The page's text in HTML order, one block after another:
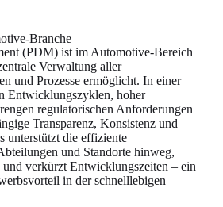
Branche
(PDM) ist im Automotive-Bereich
Verwaltung aller
und Prozesse ermöglicht. In einer
Entwicklungszyklen, hoher
regulatorischen Anforderungen
Transparenz, Konsistenz und
unterstützt die effiziente
und Standorte hinweg,
verkürzt Entwicklungszeiten – ein
in der schnelllebigen